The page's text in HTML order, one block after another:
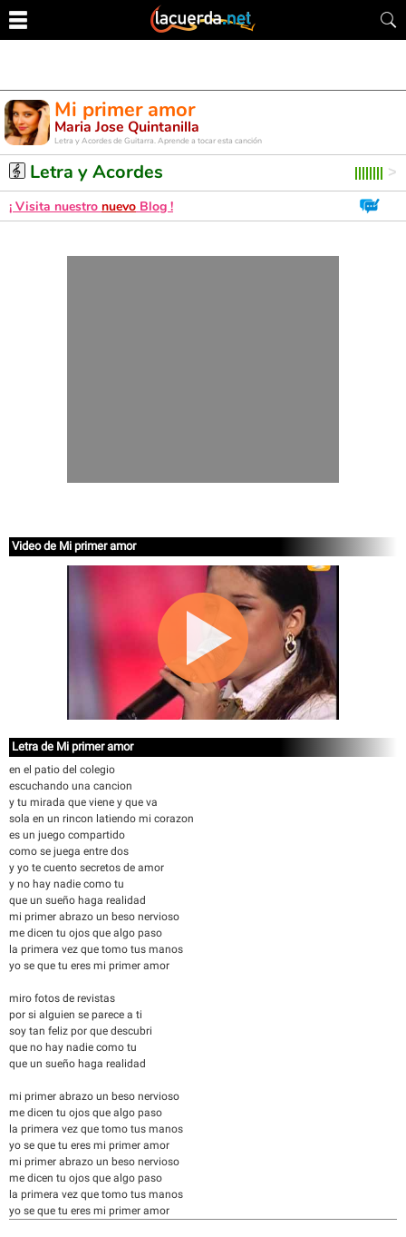
Mi primer amor
Maria Jose Quintanilla
Letra y Acordes de Guitarra. Aprende a tocar esta canción
Letra y Acordes
¡ Visita nuestro nuevo Blog !
Video de Mi primer amor
Letra de Mi primer amor
en el patio del colegio
escuchando una cancion
y tu mirada que viene y que va
sola en un rincon latiendo mi corazon
es un juego compartido
como se juega entre dos
y yo te cuento secretos de amor
y no hay nadie como tu
que un sueño haga realidad
mi primer abrazo un beso nervioso
me dicen tu ojos que algo paso
la primera vez que tomo tus manos
yo se que tu eres mi primer amor
miro fotos de revistas
por si alguien se parece a ti
soy tan feliz por que descubri
que no hay nadie como tu
que un sueño haga realidad
mi primer abrazo un beso nervioso
me dicen tu ojos que algo paso
la primera vez que tomo tus manos
yo se que tu eres mi primer amor
mi primer abrazo un beso nervioso
me dicen tu ojos que algo paso
la primera vez que tomo tus manos
yo se que tu eres mi primer amor